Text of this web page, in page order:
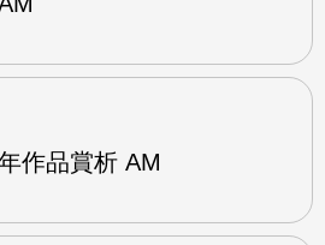
作品賞析 AM